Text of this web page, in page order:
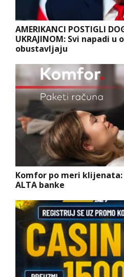
AMERIKANCI POSTIGLI
UKRAJINOM: Svi napadi u
obustavljaju
Komfor po meri
ALTA banke